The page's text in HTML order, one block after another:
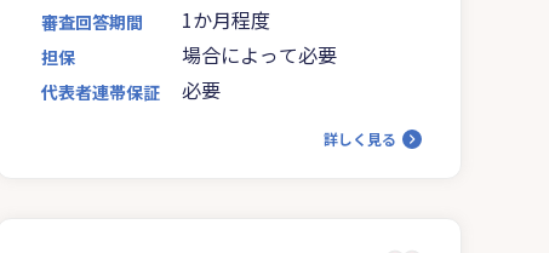
審査回答期間 1か月程度
担保 場合によって必要
代表者連帯保証 必要
詳しく見る